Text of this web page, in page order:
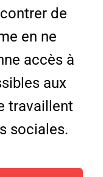
de
en ne
accès à
aux
travaillent
sociales.